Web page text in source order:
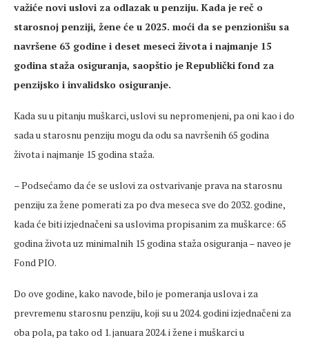
važiće novi uslovi za odlazak u penziju. Kada je reč o
starosnoj penziji, žene će u 2025. moći da se penzionišu sa
navršene 63 godine i deset meseci života i najmanje 15
godina staža osiguranja, saopštio je Republički fond za
penzijsko i invalidsko osiguranje.
Kada su u pitanju muškarci, uslovi su nepromenjeni, pa oni kao i do
sada u starosnu penziju mogu da odu sa navršenih 65 godina
života i najmanje 15 godina staža.
– Podsećamo da će se uslovi za ostvarivanje prava na starosnu
penziju za žene pomerati za po dva meseca sve do 2032. godine,
kada će biti izjednačeni sa uslovima propisanim za muškarce: 65
godina života uz minimalnih 15 godina staža osiguranja – naveo je
Fond PIO.
Do ove godine, kako navode, bilo je pomeranja uslova i za
prevremenu starosnu penziju, koji su u 2024. godini izjednačeni za
oba pola, pa tako od 1. januara 2024. i žene i muškarci u